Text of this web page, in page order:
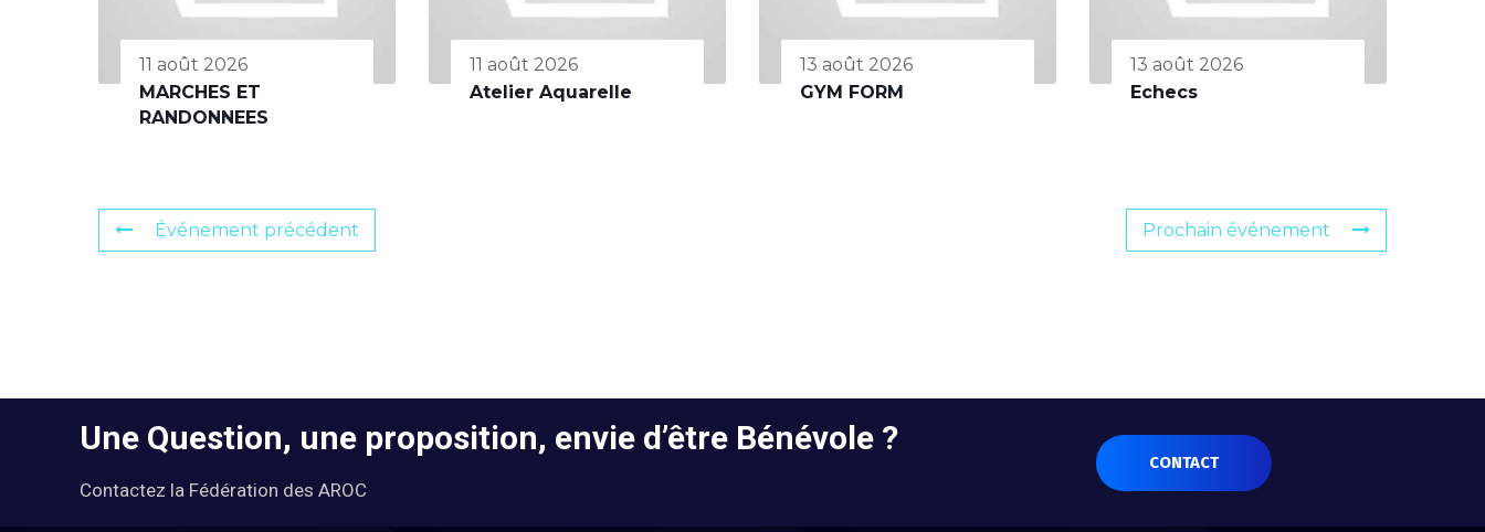
11 août 2026
MARCHES ET
RANDONNEES
11 août 2026
Atelier Aquarelle
13 août 2026
GYM FORM
13 août 2026
Echecs
Événement précédent Prochain événement
Une Question, une proposition, envie d’être Bénévole ?
Contactez la Fédération des AROC
CONTACT